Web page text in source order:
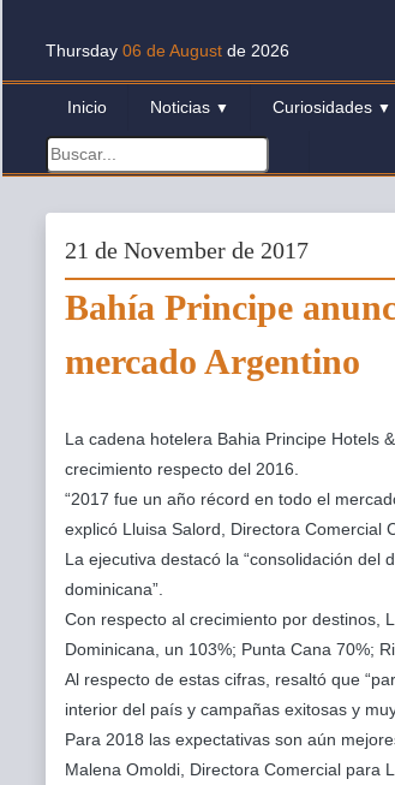
Thursday 06 de August de 2026
Inicio Noticias ▼ Curiosidades ▼
21 de November de 2017
Bahía Principe
mercado Argentino
La cadena hotelera Bahia Principe Hotels
crecimiento respecto del 2016.
“2017 fue un año récord en todo el
explicó Lluisa Salord, Directora Comercial
La ejecutiva destacó la “consolidación del
dominicana”.
Con respecto al crecimiento por destinos,
Dominicana, un 103%; Punta Cana 70%;
Al respecto de estas cifras, resaltó que
interior del país y campañas exitosas y
Para 2018 las expectativas son aún
Malena Omoldi, Directora Comercial para